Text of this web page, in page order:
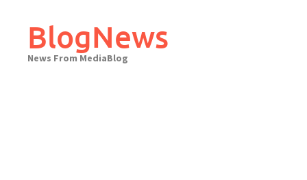
contentBlogNews
News From MediaBlog